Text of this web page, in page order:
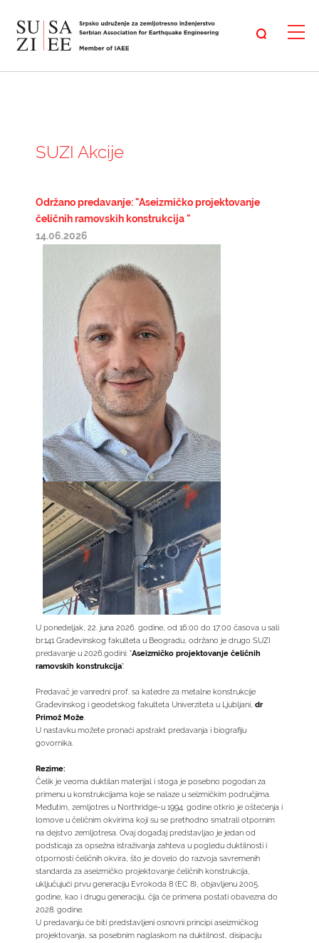
SUZI Akcije
Održano predavanje: "Aseizmičko projektovanje
čeličnih ramovskih konstrukcija "
14.06.2026
U ponedeljak, 22. juna 2026. godine, od 16:00 do 17:00 časova u sali
br.141 Građevinskog fakulteta u Beogradu, održano je drugo SUZI
predavanje u 2026.godini: "Aseizmičko projektovanje čeličnih
ramovskih konstrukcija".
Predavač je vanredni prof. sa katedre za metalne konstrukcije
Građevinskog i geodetskog fakulteta Univerziteta u Ljubljani, dr
Primož Može.
U nastavku možete pronaći apstrakt predavanja i biografiju
govornika.
Rezime:
Čelik je veoma duktilan materijal i stoga je posebno pogodan za
primenu u konstrukcijama koje se nalaze u seizmičkim područjima.
Međutim, zemljotres u Northridge-u 1994. godine otkrio je oštećenja i
lomove u čeličnim okvirima koji su se prethodno smatrali otpornim
na dejstvo zemljotresa. Ovaj događaj predstavljao je jedan od
podsticaja za opsežna istraživanja zahteva u pogledu duktilnosti i
otpornosti čeličnih okvira, što je dovelo do razvoja savremenih
standarda za aseizmičko projektovanje čeličnih konstrukcija,
uključujući prvu generaciju Evrokoda 8 (EC 8), objavljenu 2005.
godine, kao i drugu generaciju, čija će primena postati obavezna do
2028. godine.
U predavanju će biti predstavljeni osnovni principi aseizmičkog
projektovanja, sa posebnim naglaskom na duktilnost, disipaciju